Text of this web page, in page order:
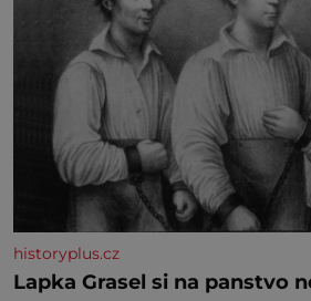
historyplus.cz
Lapka Grasel si na panstvo